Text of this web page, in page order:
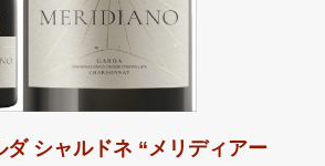
ダ シャルドネ “メリディアー